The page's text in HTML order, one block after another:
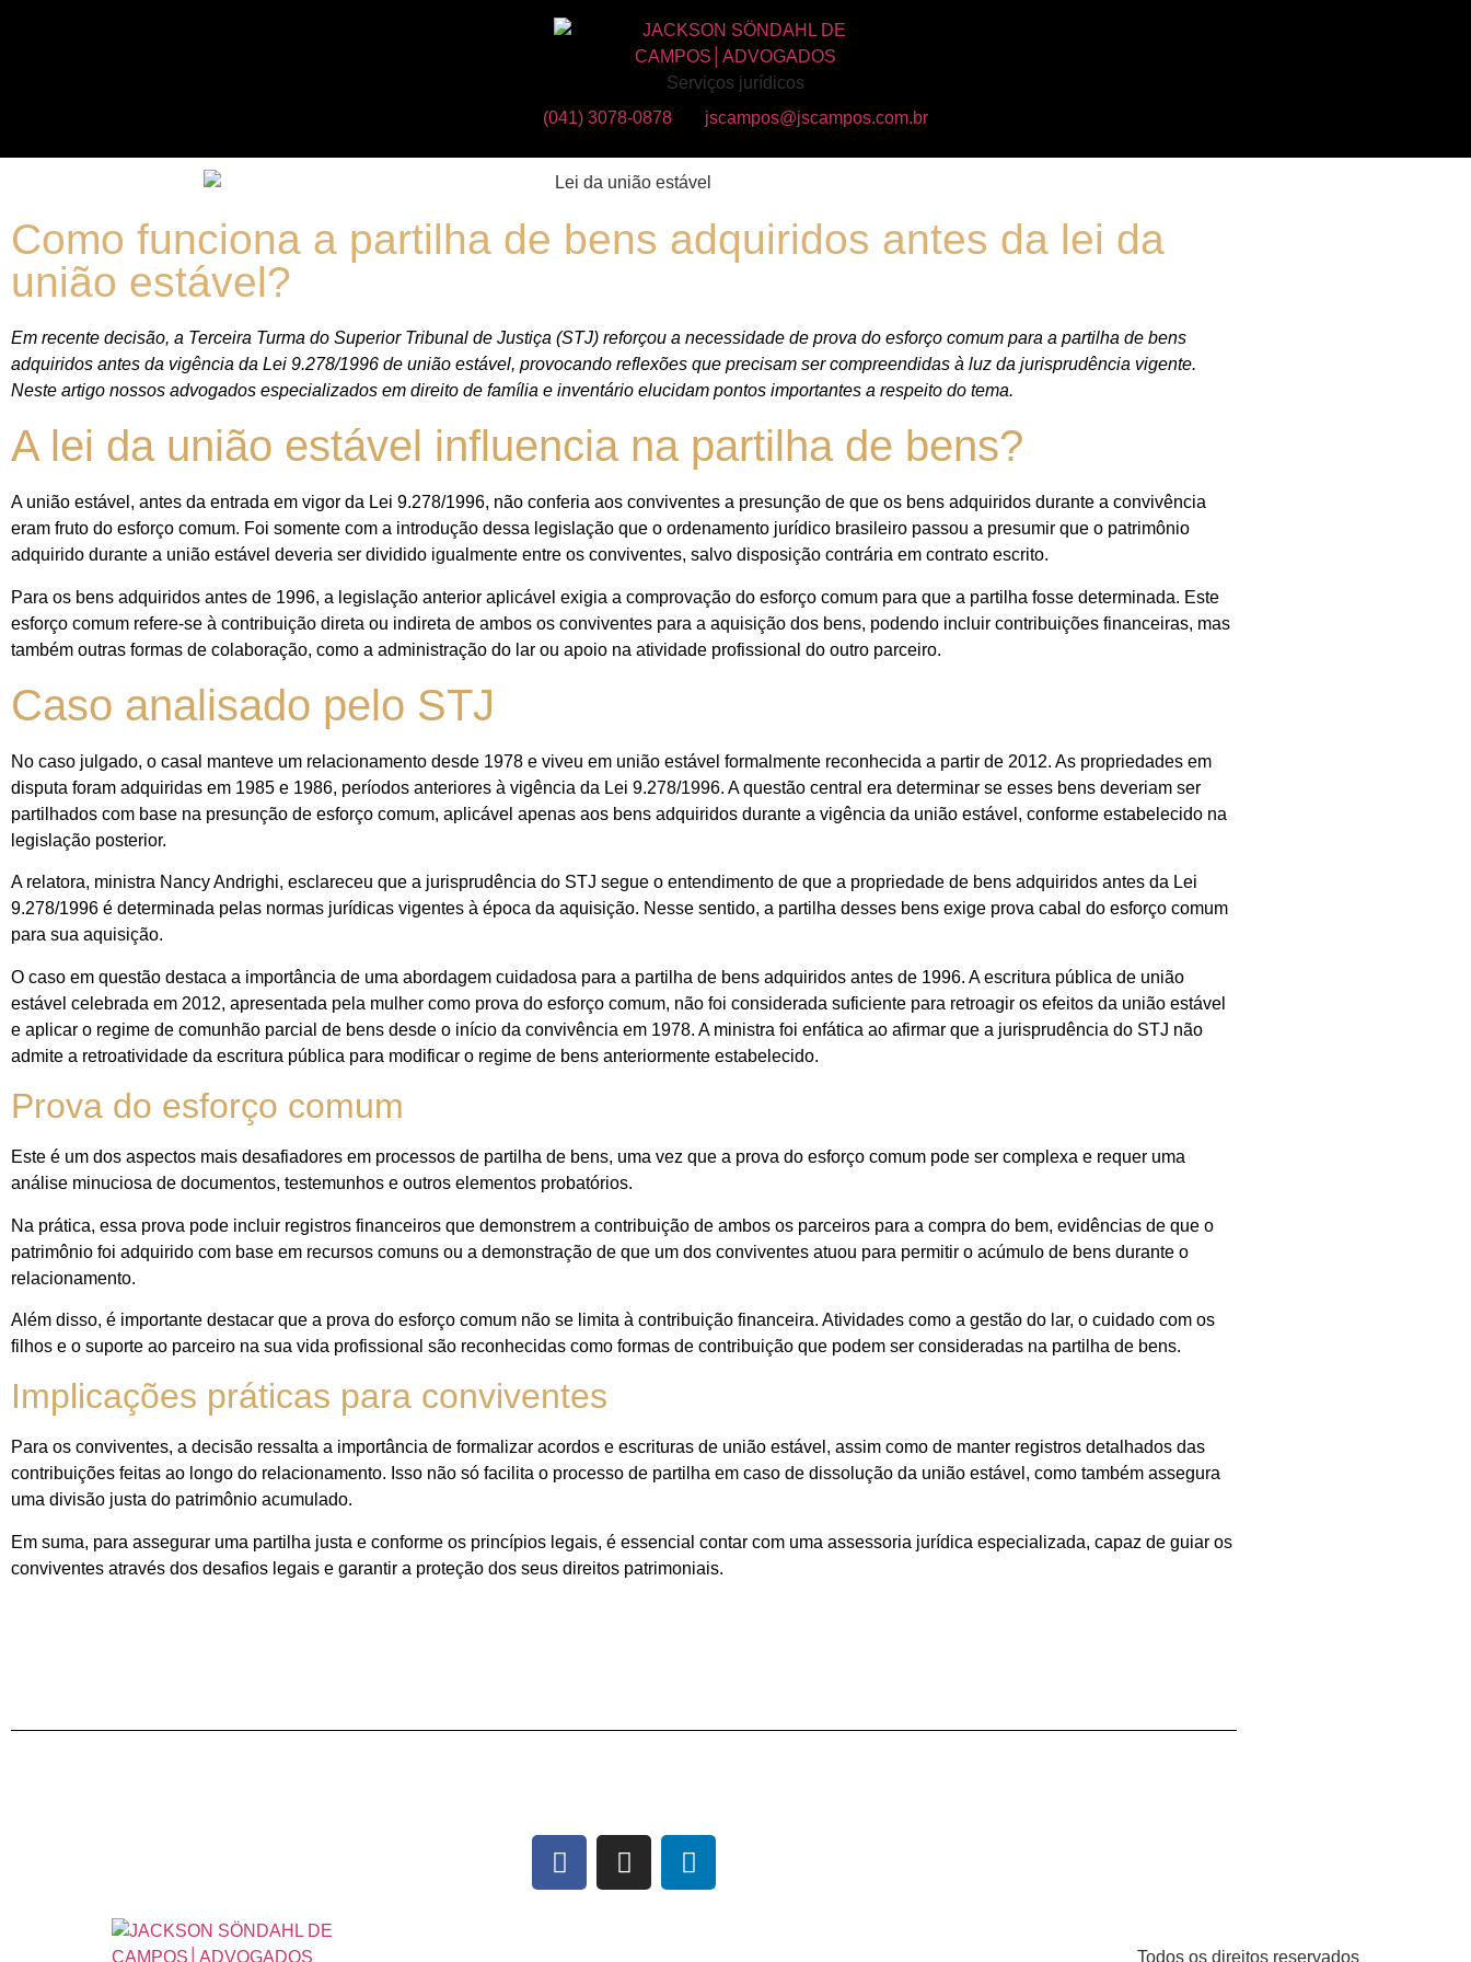
Serviços jurídicos
(041) 3078-0878
jscampos@jscampos.com.br
Como funciona a partilha de bens adquiridos antes da lei da
união estável?
Em recente decisão, a Terceira Turma do Superior Tribunal de Justiça (STJ) reforçou a necessidade de prova do esforço comum para a partilha de bens
adquiridos antes da vigência da Lei 9.278/1996 de união estável, provocando reflexões que precisam ser compreendidas à luz da jurisprudência vigente.
Neste artigo nossos advogados especializados em direito de família e inventário elucidam pontos importantes a respeito do tema.
A lei da união estável influencia na partilha de bens?
A união estável, antes da entrada em vigor da Lei 9.278/1996, não conferia aos conviventes a presunção de que os bens adquiridos durante a convivência
eram fruto do esforço comum. Foi somente com a introdução dessa legislação que o ordenamento jurídico brasileiro passou a presumir que o patrimônio
adquirido durante a união estável deveria ser dividido igualmente entre os conviventes, salvo disposição contrária em contrato escrito.
Para os bens adquiridos antes de 1996, a legislação anterior aplicável exigia a comprovação do esforço comum para que a partilha fosse determinada. Este
esforço comum refere-se à contribuição direta ou indireta de ambos os conviventes para a aquisição dos bens, podendo incluir contribuições financeiras, mas
também outras formas de colaboração, como a administração do lar ou apoio na atividade profissional do outro parceiro.
Caso analisado pelo STJ
No caso julgado, o casal manteve um relacionamento desde 1978 e viveu em união estável formalmente reconhecida a partir de 2012. As propriedades em
disputa foram adquiridas em 1985 e 1986, períodos anteriores à vigência da Lei 9.278/1996. A questão central era determinar se esses bens deveriam ser
partilhados com base na presunção de esforço comum, aplicável apenas aos bens adquiridos durante a vigência da união estável, conforme estabelecido na
legislação posterior.
A relatora, ministra Nancy Andrighi, esclareceu que a jurisprudência do STJ segue o entendimento de que a propriedade de bens adquiridos antes da Lei
9.278/1996 é determinada pelas normas jurídicas vigentes à época da aquisição. Nesse sentido, a partilha desses bens exige prova cabal do esforço comum
para sua aquisição.
O caso em questão destaca a importância de uma abordagem cuidadosa para a partilha de bens adquiridos antes de 1996. A escritura pública de união
estável celebrada em 2012, apresentada pela mulher como prova do esforço comum, não foi considerada suficiente para retroagir os efeitos da união estável
e aplicar o regime de comunhão parcial de bens desde o início da convivência em 1978. A ministra foi enfática ao afirmar que a jurisprudência do STJ não
admite a retroatividade da escritura pública para modificar o regime de bens anteriormente estabelecido.
Prova do esforço comum
Este é um dos aspectos mais desafiadores em processos de partilha de bens, uma vez que a prova do esforço comum pode ser complexa e requer uma
análise minuciosa de documentos, testemunhos e outros elementos probatórios.
Na prática, essa prova pode incluir registros financeiros que demonstrem a contribuição de ambos os parceiros para a compra do bem, evidências de que o
patrimônio foi adquirido com base em recursos comuns ou a demonstração de que um dos conviventes atuou para permitir o acúmulo de bens durante o
relacionamento.
Além disso, é importante destacar que a prova do esforço comum não se limita à contribuição financeira. Atividades como a gestão do lar, o cuidado com os
filhos e o suporte ao parceiro na sua vida profissional são reconhecidas como formas de contribuição que podem ser consideradas na partilha de bens.
Implicações práticas para conviventes
Para os conviventes, a decisão ressalta a importância de formalizar acordos e escrituras de união estável, assim como de manter registros detalhados das
contribuições feitas ao longo do relacionamento. Isso não só facilita o processo de partilha em caso de dissolução da união estável, como também assegura
uma divisão justa do patrimônio acumulado.
Em suma, para assegurar uma partilha justa e conforme os princípios legais, é essencial contar com uma assessoria jurídica especializada, capaz de guiar os
conviventes através dos desafios legais e garantir a proteção dos seus direitos patrimoniais.
Todos os direitos reservados